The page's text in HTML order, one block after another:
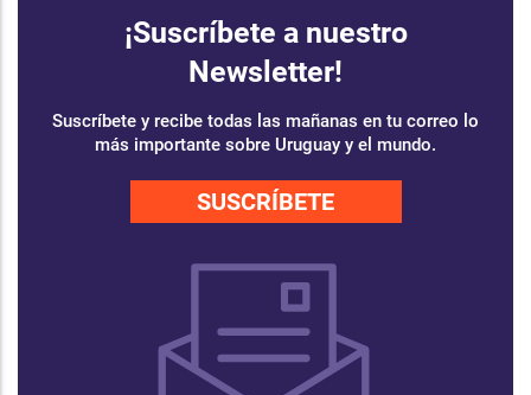
¡Suscríbete a nuestro
Newsletter!
Suscríbete y recibe todas las mañanas en tu correo lo
más importante sobre Uruguay y el mundo.
SUSCRÍBETE